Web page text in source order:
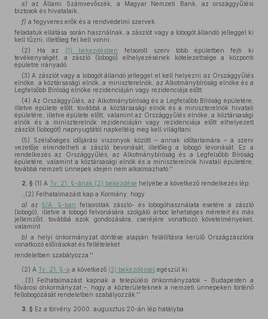
e) az Állami Számvevőszék, a Magyar Nemzeti Bank, az országgyűlési
biztosok és hivatalaik,
f) a fegyveres erők és a rendvédelmi szervek
feladatuk ellátása során használnak, a zászlót vagy a lobogót állandó jelleggel ki
kell tűzni, illetőleg fel kell vonni.
(2) Ha az (1) bekezdésben
felsorolt szerv több épületben fejti ki
tevékenységét, a zászló (lobogó) elhelyezésének kötelezettsége a központi
épületre irányadó.
(3) A zászlót vagy a lobogót állandó jelleggel el kell helyezni az Országgyűlés
elnöke, a köztársasági elnök, a miniszterelnök, az Alkotmánybíróság elnöke és a
Legfelsőbb Bíróság elnöke rezidenciáján vagy rezidenciája előtt.
(4) Az Országgyűlés, az Alkotmánybíróság és a Legfelsőbb Bíróság épületére,
illetve épülete előtt, továbbá a köztársasági elnök és a miniszterelnök hivatali
épületére, illetve épülete előtt, valamint az Országgyűlés elnöke, a köztársasági
elnök és a miniszterelnök rezidenciáján vagy rezidenciája előtt elhelyezett
zászlót (lobogót) napnyugtától napkeltéig meg kell világítani.
(5) Szélsőséges időjárási viszonyok között – annak időtartamára – a szerv
vezetője elrendelheti a zászló bevonását, illetőleg a lobogó levonását. Ez a
rendelkezés az Országgyűlés, az Alkotmánybíróság és a Legfelsőbb Bíróság
épületére, valamint a köztársasági elnök és a miniszterelnök hivatali épületére,
továbbá nemzeti ünnepek idején nem alkalmazható.''
2. § (1) A Tv. 21. §-ának (2) bekezdése helyébe a következő rendelkezés lép:
,,(2) Felhatalmazást kap a Kormány, hogy
a) az 5/A. §-ban felsoroltak zászló- és lobogóhasználata esetére a zászló
(lobogó), illetve a lobogó felvonására szolgáló árboc lehetséges méreteit és más
jellemzőit, továbbá azok gondozására, cseréjére vonatkozó követelményeket,
valamint
b) a helyi önkormányzat döntése alapján felállításra kerülő Országzászlóra
vonatkozó előírásokat és feltételeket
rendeletben szabályozza.''
(2) A Tv. 21. §-a a következő (3) bekezdéssel egészül ki:
,,(3) Felhatalmazást kapnak a települési önkormányzatok – Budapesten a
fővárosi önkormányzat –, hogy a közterületeknek a nemzeti ünnepeken történő
fellobogózását rendeletben szabályozzák.''
3. § Ez a törvény 2000. augusztus 20-án lép hatályba.